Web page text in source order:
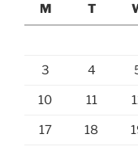
M
T
3 4
10 11
17 18